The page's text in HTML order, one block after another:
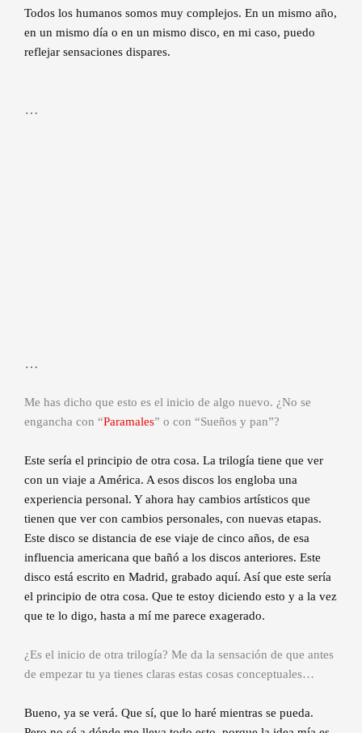
Todos los humanos somos muy complejos. En un mismo año,
en un mismo día o en un mismo disco, en mi caso, puedo
reflejar sensaciones dispares.
…
…
Me has dicho que esto es el inicio de algo nuevo. ¿No se
engancha con “Paramales” o con “Sueños y pan”?
Este sería el principio de otra cosa. La trilogía tiene que ver
con un viaje a América. A esos discos los engloba una
experiencia personal. Y ahora hay cambios artísticos que
tienen que ver con cambios personales, con nuevas etapas.
Este disco se distancia de ese viaje de cinco años, de esa
influencia americana que bañó a los discos anteriores. Este
disco está escrito en Madrid, grabado aquí. Así que este sería
el principio de otra cosa. Que te estoy diciendo esto y a la vez
que te lo digo, hasta a mí me parece exagerado.
¿Es el inicio de otra trilogía? Me da la sensación de que antes
de empezar tu ya tienes claras estas cosas conceptuales…
Bueno, ya se verá. Que sí, que lo haré mientras se pueda.